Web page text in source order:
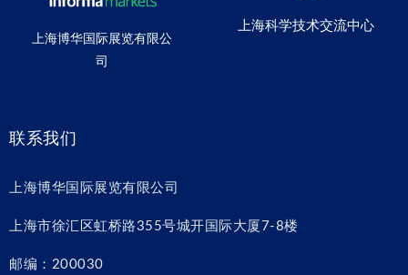
上海博华国际展览有限公
司
上海科学技术交流中心
联系我们
上海博华国际展览有限公司
上海市徐汇区虹桥路355号城开国际大厦7-8楼
邮编：200030